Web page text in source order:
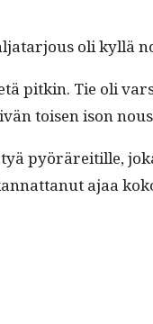
oli kyl­lä
pitkin. Tie oli
toisen ison
pyöräre­it­ille,
ajaa